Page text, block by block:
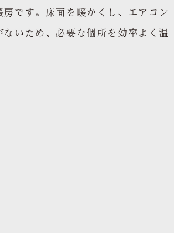
です。床面を暖かくし、エアコン
ないため、必要な個所を効率よく温